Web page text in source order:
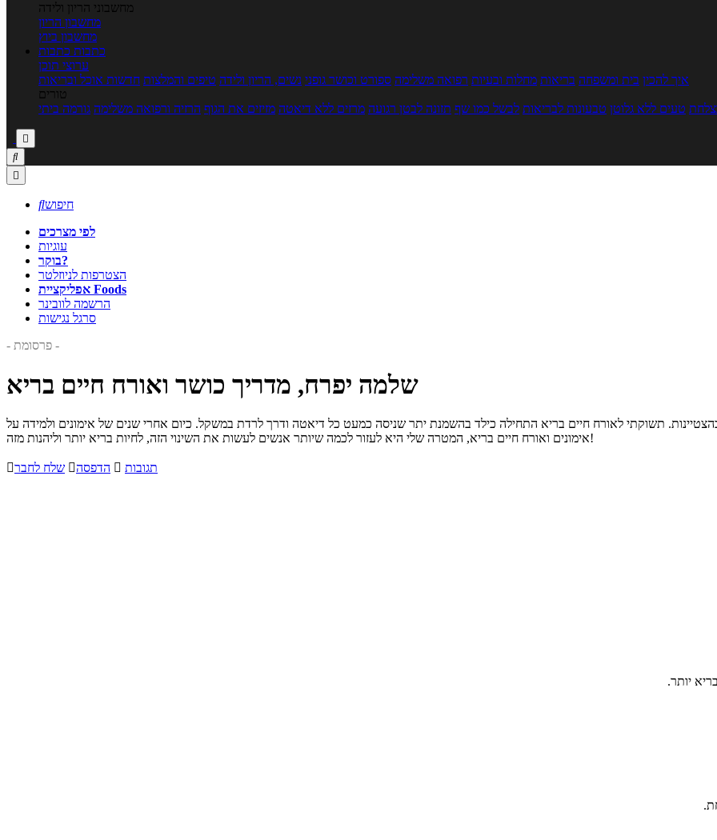
מחשבוני הריון ולידה
מחשבון הריון
מחשבון ביוץ
כתבות כתבות
ערוצי תוכן
איך להכין בית ומשפחה בריאות מחלות ובעיות רפואה משלימה ספורט וכושר גופני נשים, הריון ולידה טיפים והמלצות חדשות אוכל ובריאות
טורים
טעים ללא גלוטן טבעונות לבריאות לבשל כמו שף תזונה לבטן רגועה מרזים ללא דיאטה מזיזים את הגוף הרזיה ורפואה משלימה גורמה ביתי



חיפוש
לפי מצרכים
עוגיות
בוקר?
הצטרפות לניוזלטר
אפליקציית Foods
הרשמה לוובינר
סרגל נגישות
- פרסומת -
שלמה יפרח, מדריך כושר ואורח חיים בריא
תשוקתי לאורח חיים בריא התחילה כילד בהשמנת יתר שניסה כמעט כל דיאטה ודרך לרדת במשקל. כיום אחרי שנים של אימונים ולמידה על
אימונים ואורח חיים בריא, המטרה שלי היא לעזור לכמה שיותר אנשים לעשות את השינוי הזה, לחיות בריא יותר וליהנות מזה!
שלח לחבר הדפסה  תגובות
יותר.